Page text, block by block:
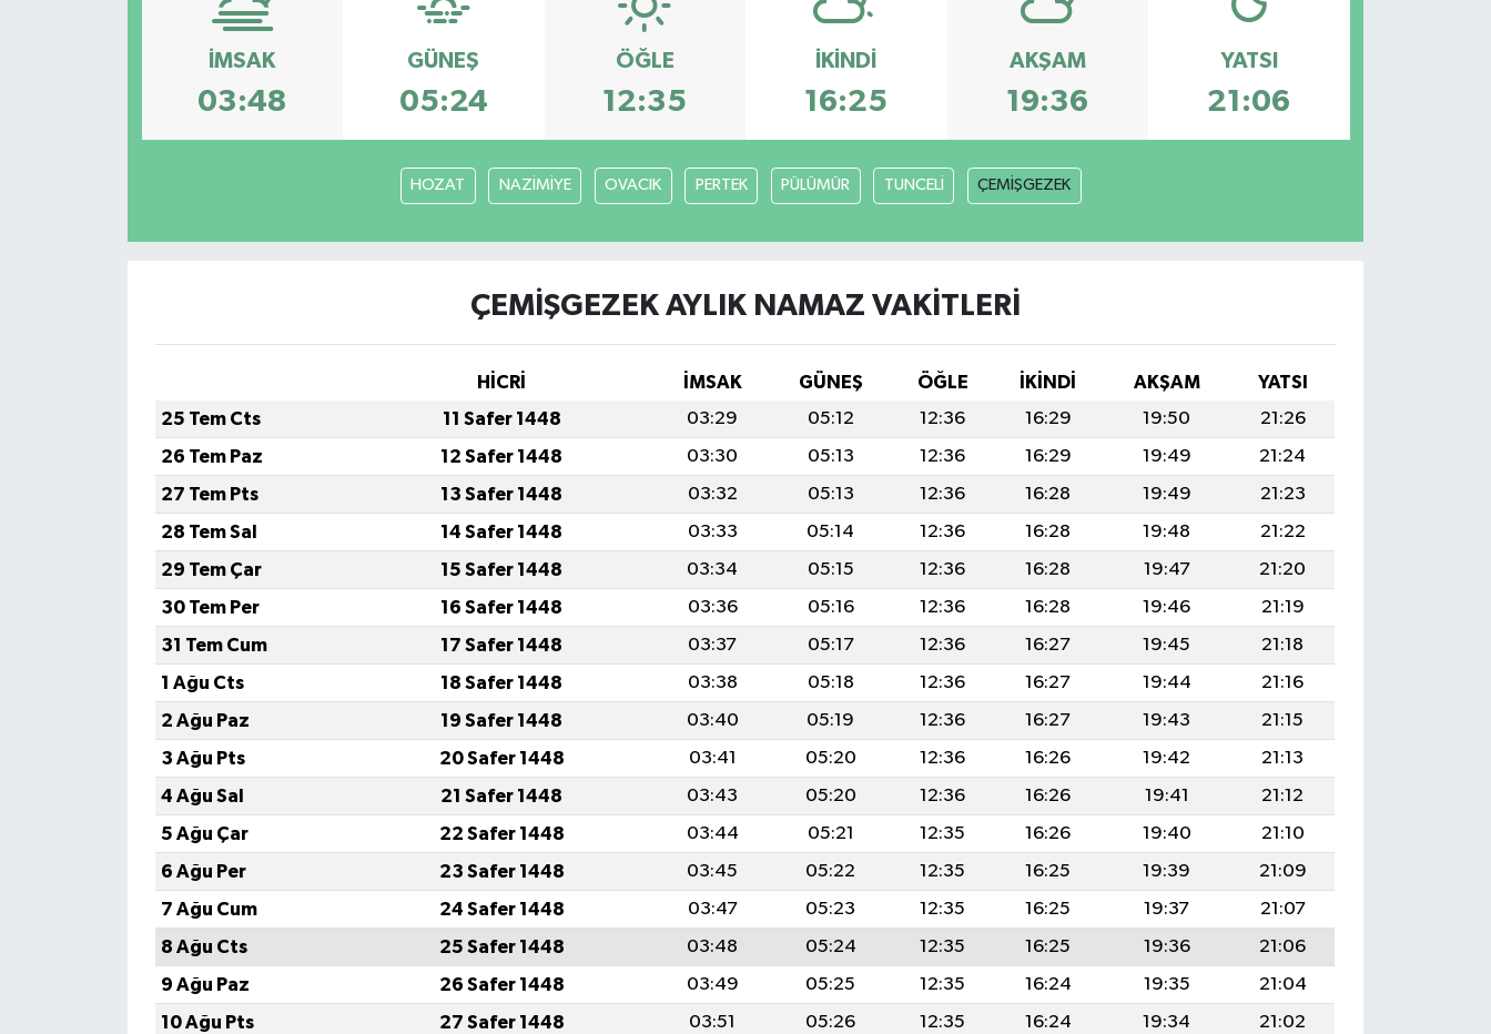
İMSAK
03:48
GÜNEŞ
05:24
ÖĞLE
12:35
İKINDI
16:25
AKŞAM
19:36
YATSI
21:06
HOZAT NAZİMİYE OVACIK PERTEK PÜLÜMÜR TUNCELİ ÇEMİŞGEZEK
ÇEMİŞGEZEK AYLIK NAMAZ VAKITLERI
HİCRİ İMSAK GÜNEŞ ÖĞLE İKINDI AKŞAM
YATSI
25 Tem Cts
11 Safer 1448 03:29 05:12 12:36 16:29 19:50
21:26
26 Tem Paz
12 Safer 1448 03:30 05:13 12:36 16:29 19:49
21:24
27 Tem Pts
13 Safer 1448 03:32 05:13 12:36 16:28 19:49
21:23
28 Tem Sal
14 Safer 1448 03:33 05:14 12:36 16:28 19:48
21:22
29 Tem Çar
15 Safer 1448 03:34 05:15 12:36 16:28 19:47
21:20
30 Tem Per
16 Safer 1448 03:36 05:16 12:36 16:28 19:46
21:19
31 Tem Cum
17 Safer 1448 03:37 05:17 12:36 16:27 19:45
21:18
1 Ağu Cts
18 Safer 1448 03:38 05:18 12:36 16:27 19:44
21:16
2 Ağu Paz
19 Safer 1448 03:40 05:19 12:36 16:27 19:43
21:15
3 Ağu Pts
20 Safer 1448 03:41 05:20 12:36 16:26 19:42
21:13
4 Ağu Sal
21 Safer 1448 03:43 05:20 12:36 16:26 19:41
21:12
5 Ağu Çar
22 Safer 1448 03:44 05:21 12:35 16:26 19:40
21:10
6 Ağu Per
23 Safer 1448 03:45 05:22 12:35 16:25 19:39
21:09
7 Ağu Cum
24 Safer 1448 03:47 05:23 12:35 16:25 19:37
21:07
8 Ağu Cts
25 Safer 1448 03:48 05:24 12:35 16:25 19:36
21:06
9 Ağu Paz
26 Safer 1448 03:49 05:25 12:35 16:24 19:35
21:04
10 Ağu Pts
27 Safer 1448 03:51 05:26 12:35 16:24 19:34
21:02